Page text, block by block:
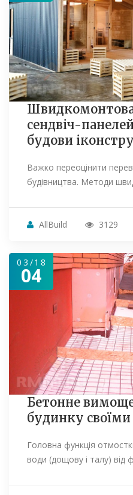
сендвіч-
будови
Важко переоцінити
будівництва. Методи
AllBuild 3129
03/18
04
Бетонне
будинку
Головна функція
води (дощову і талу) від